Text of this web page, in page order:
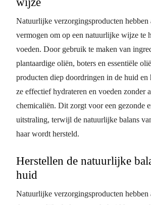
Natuurlijke verzorgingsproducten hebben
vermogen om op een natuurlijke wijze te
voeden. Door gebruik te maken van
plantaardige oliën, boters en essentiële
producten diep doordringen in de huid en
ze effectief hydrateren en voeden zonder
chemicaliën. Dit zorgt voor een gezonde
uitstraling, terwijl de natuurlijke balans
haar wordt hersteld.
Herstellen de natuurlijke
huid
Natuurlijke verzorgingsproducten hebben